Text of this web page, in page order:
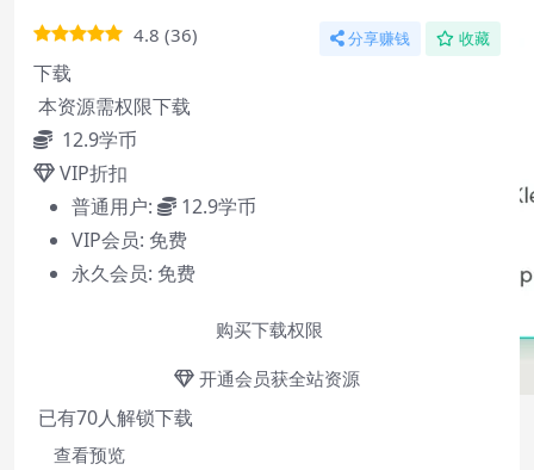
4.8 (36) 分享赚钱 收藏
下载
本资源需权限下载
12.9学币
VIP折扣
普通用户:
12.9学币
VIP会员: 免费
永久会员: 免费
购买下载权限
开通会员获全站资源
已有70人解锁下载
查看预览